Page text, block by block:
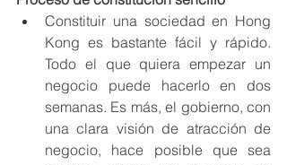
Constituir una sociedad en Hong
Kong es bastante fácil y rápido.
Todo el que quiera empezar un
negocio puede hacerlo en dos
semanas. Es más, el gobierno, con
una clara visión de atracción de
negocio, hace posible que sea